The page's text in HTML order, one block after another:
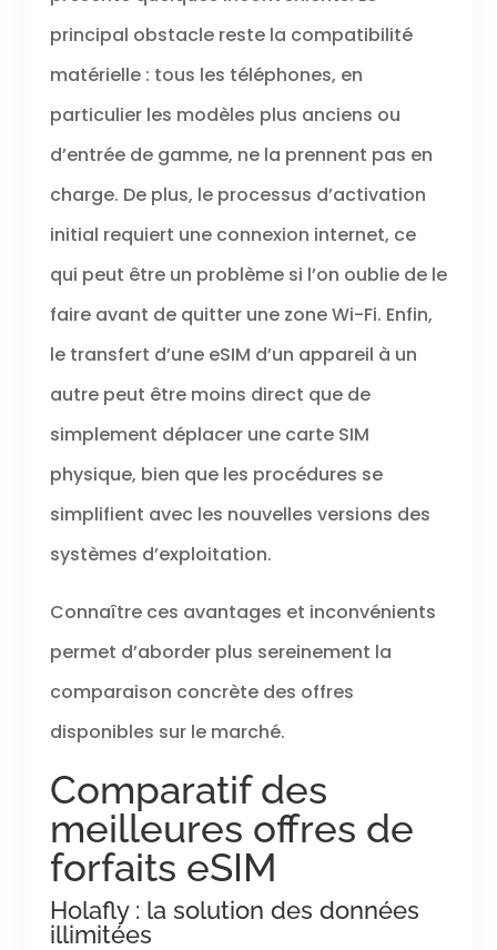
principal obstacle reste la compatibilité
matérielle : tous les téléphones, en
particulier les modèles plus anciens ou
d’entrée de gamme, ne la prennent pas en
charge. De plus, le processus d’activation
initial requiert une connexion internet, ce
qui peut être un problème si l’on oublie de le
faire avant de quitter une zone Wi-Fi. Enfin,
le transfert d’une eSIM d’un appareil à un
autre peut être moins direct que de
simplement déplacer une carte SIM
physique, bien que les procédures se
simplifient avec les nouvelles versions des
systèmes d’exploitation.
Connaître ces avantages et inconvénients
permet d’aborder plus sereinement la
comparaison concrète des offres
disponibles sur le marché.
Comparatif des
meilleures offres de
forfaits eSIM
Holafly : la solution des données
illimitées